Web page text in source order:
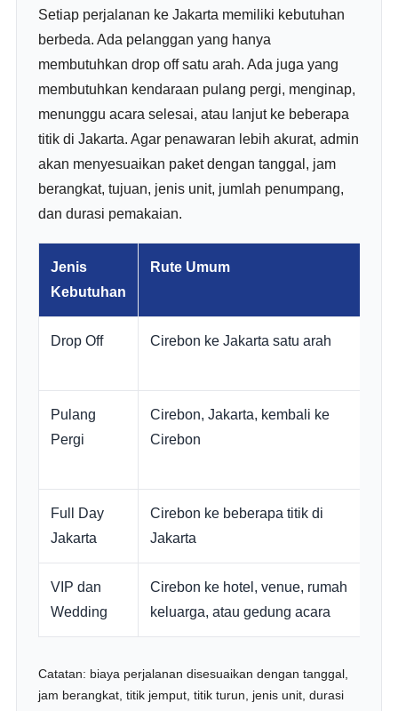
Setiap perjalanan ke Jakarta memiliki kebutuhan
berbeda. Ada pelanggan yang hanya
membutuhkan drop off satu arah. Ada juga yang
membutuhkan kendaraan pulang pergi, menginap,
menunggu acara selesai, atau lanjut ke beberapa
titik di Jakarta. Agar penawaran lebih akurat, admin
akan menyesuaikan paket dengan tanggal, jam
berangkat, tujuan, jenis unit, jumlah penumpang,
dan durasi pemakaian.
Jenis
Kebutuhan
Rute Umum
Drop Off Cirebon ke Jakarta satu arah
Pulang
Pergi
Cirebon, Jakarta, kembali ke
Cirebon
Full Day
Jakarta
Cirebon ke beberapa titik di
Jakarta
VIP dan
Wedding
Cirebon ke hotel, venue, rumah
keluarga, atau gedung acara
Catatan: biaya perjalanan disesuaikan dengan tanggal,
jam berangkat, titik jemput, titik turun, jenis unit, durasi